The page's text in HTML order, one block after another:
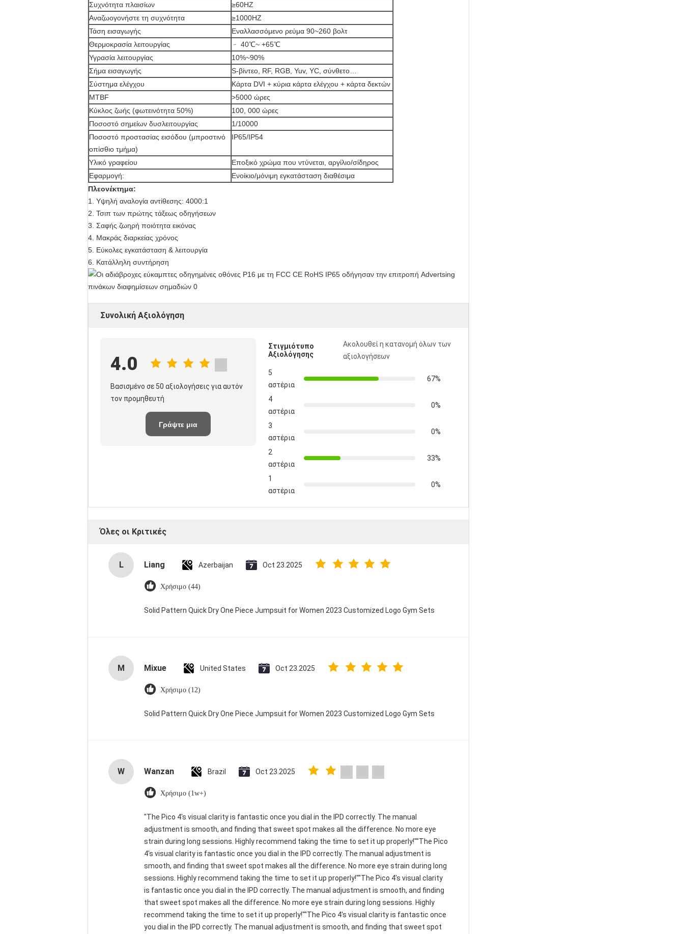
Συχνότητα πλαισίων
≥60HZ
Αναζωογονήστε τη συχνότητα
≥1000HZ
Τάση εισαγωγής
Εναλλασσόμενο ρεύμα 90~260 βολτ
Θερμοκρασία λειτουργίας
﹣ 40℃~ +65℃
Υγρασία λειτουργίας
10%~90%
Σήμα εισαγωγής
S-βίντεο, RF, RGB, Yuv, YC, σύνθετο…
Σύστημα ελέγχου
Κάρτα DVI + κύρια κάρτα ελέγχου + κάρτα δεκτών
MTBF
>5000 ώρες
Κύκλος ζωής (φωτεινότητα 50%)
100, 000 ώρες
Ποσοστό σημείων δυσλειτουργίας
1/10000
Ποσοστό προστασίας εισόδου (μπροστινό
οπίσθιο τμήμα)
IP65/IP54
Υλικό γραφείου
Εποξικό χρώμα που ντύνεται, αργίλιο/σίδηρος
Εφαρμογή:
Ενοίκιο/μόνιμη εγκατάσταση διαθέσιμα
Πλεονέκτημα:
1. Υψηλή αναλογία αντίθεσης: 4000:1
2. Τσιπ των πρώτης τάξεως οδηγήσεων
3. Σαφής ζωηρή ποιότητα εικόνας
4. Μακράς διαρκείας χρόνος
5. Εύκολες εγκατάσταση & λειτουργία
6. Κατάλληλη συντήρηση
Συνολική Αξιολόγηση
4.0
Βασισμένο σε 50 αξιολογήσεις για αυτόν
τον προμηθευτή
Γράψτε μια
Στιγμιότυπο
Αξιολόγησης
Ακολουθεί η κατανομή όλων των
αξιολογήσεων
5
αστέρια
67%
4
αστέρια
0%
3
αστέρια
0%
2
αστέρια
33%
1
αστέρια
0%
Όλες οι Κριτικές
L Liang Azerbaijan Oct 23.2025
Χρήσιμο (44)
Solid Pattern Quick Dry One Piece Jumpsuit for Women 2023 Customized Logo Gym Sets
M Mixue United States Oct 23.2025
Χρήσιμο (12)
Solid Pattern Quick Dry One Piece Jumpsuit for Women 2023 Customized Logo Gym Sets
W Wanzan Brazil Oct 23.2025
Χρήσιμο (1w+)
"The Pico 4's visual clarity is fantastic once you dial in the IPD correctly. The manual
adjustment is smooth, and finding that sweet spot makes all the difference. No more eye
strain during long sessions. Highly recommend taking the time to set it up properly!""The Pico
4's visual clarity is fantastic once you dial in the IPD correctly. The manual adjustment is
smooth, and finding that sweet spot makes all the difference. No more eye strain during long
sessions. Highly recommend taking the time to set it up properly!""The Pico 4's visual clarity
is fantastic once you dial in the IPD correctly. The manual adjustment is smooth, and finding
that sweet spot makes all the difference. No more eye strain during long sessions. Highly
recommend taking the time to set it up properly!""The Pico 4's visual clarity is fantastic once
you dial in the IPD correctly. The manual adjustment is smooth, and finding that sweet spot